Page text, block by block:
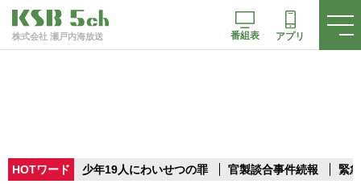
株式会社 瀬戸内海放送 番組表 アプリ
HOTワード 少年19人にわいせつの罪 官製談合事件続報 緊